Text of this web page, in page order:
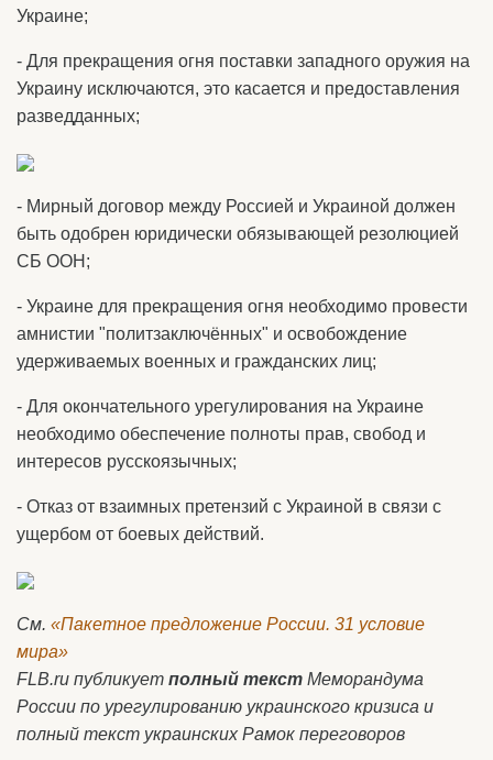
Украине;
- Для прекращения огня поставки западного оружия на
Украину исключаются, это касается и предоставления
разведданных;
- Мирный договор между Россией и Украиной должен
быть одобрен юридически обязывающей резолюцией
СБ ООН;
- Украине для прекращения огня необходимо провести
амнистии "политзаключённых" и освобождение
удерживаемых военных и гражданских лиц;
- Для окончательного урегулирования на Украине
необходимо обеспечение полноты прав, свобод и
интересов русскоязычных;
- Отказ от взаимных претензий с Украиной в связи с
ущербом от боевых действий.
См. «Пакетное предложение России. 31 условие
мира»
FLB.ru публикует полный текст Меморандума
России по урегулированию украинского кризиса и
полный текст украинских Рамок переговоров